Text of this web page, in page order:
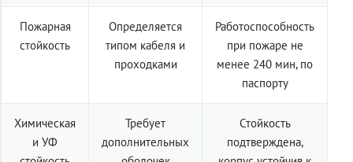
Пожарная
стойкость
Определяется
типом кабеля и
проходками
Работоспособность
при пожаре не
менее 240 мин, по
паспорту
Химическая
и УФ
Требует
дополнительных
Стойкость
подтверждена,